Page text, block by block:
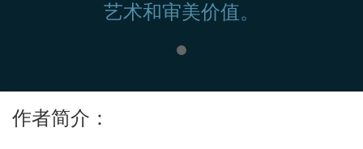
艺术和审美价值。
作者简介：